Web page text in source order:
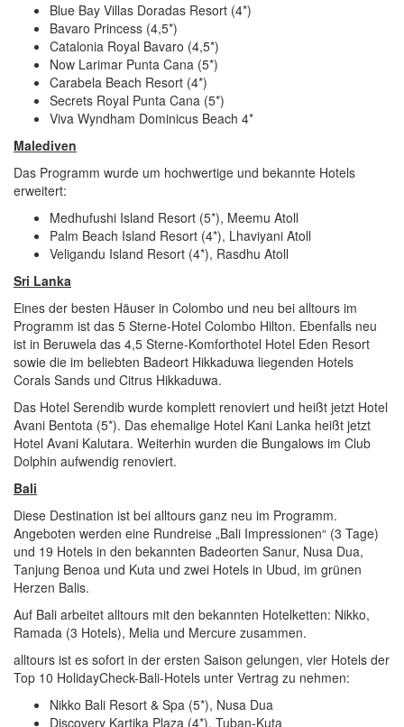
Blue Bay Villas Doradas Resort (4*)
Bavaro Princess (4,5*)
Catalonia Royal Bavaro (4,5*)
Now Larimar Punta Cana (5*)
Carabela Beach Resort (4*)
Secrets Royal Punta Cana (5*)
Viva Wyndham Dominicus Beach 4*
Malediven
Das Programm wurde um hochwertige und bekannte Hotels
erweitert:
Medhufushi Island Resort (5*), Meemu Atoll
Palm Beach Island Resort (4*), Lhaviyani Atoll
Veligandu Island Resort (4*), Rasdhu Atoll
Sri Lanka
Eines der besten Häuser in Colombo und neu bei alltours im
Programm ist das 5 Sterne-Hotel Colombo Hilton. Ebenfalls neu
ist in Beruwela das 4,5 Sterne-Komforthotel Hotel Eden Resort
sowie die im beliebten Badeort Hikkaduwa liegenden Hotels
Corals Sands und Citrus Hikkaduwa.
Das Hotel Serendib wurde komplett renoviert und heißt jetzt Hotel
Avani Bentota (5*). Das ehemalige Hotel Kani Lanka heißt jetzt
Hotel Avani Kalutara. Weiterhin wurden die Bungalows im Club
Dolphin aufwendig renoviert.
Bali
Diese Destination ist bei alltours ganz neu im Programm.
Angeboten werden eine Rundreise „Bali Impressionen“ (3 Tage)
und 19 Hotels in den bekannten Badeorten Sanur, Nusa Dua,
Tanjung Benoa und Kuta und zwei Hotels in Ubud, im grünen
Herzen Balis.
Auf Bali arbeitet alltours mit den bekannten Hotelketten: Nikko,
Ramada (3 Hotels), Melia und Mercure zusammen.
alltours ist es sofort in der ersten Saison gelungen, vier Hotels der
Top 10 HolidayCheck-Bali-Hotels unter Vertrag zu nehmen:
Nikko Bali Resort & Spa (5*), Nusa Dua
Discovery Kartika Plaza (4*), Tuban-Kuta